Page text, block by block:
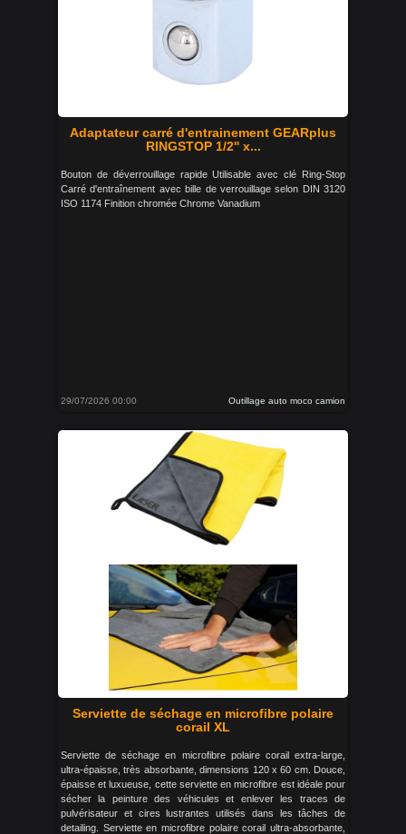
Adaptateur carré d'entrainement GEARplus
RINGSTOP 1/2'' x...
Bouton de déverrouillage rapide Utilisable avec clé Ring-Stop
Carré d'entraînement avec bille de verrouillage selon DIN 3120
ISO 1174 Finition chromée Chrome Vanadium
29/07/2026 00:00 Outillage auto moco camion
Serviette de séchage en microfibre polaire
corail XL
Serviette de séchage en microfibre polaire corail extra-large,
ultra-épaisse, très absorbante, dimensions 120 x 60 cm. Douce,
épaisse et luxueuse, cette serviette en microfibre est idéale pour
sécher la peinture des véhicules et enlever les traces de
pulvérisateur et cires lustrantes utilisés dans les tâches de
detailing. Serviette en microfibre polaire corail ultra-absorbante,